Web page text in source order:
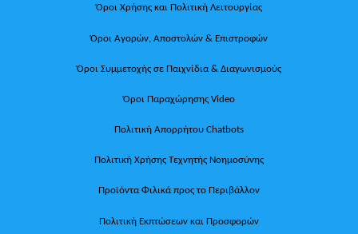
Όροι Χρήσης και Πολιτική Λειτουργίας
Όροι Αγορών, Αποστολών & Επιστροφών
Όροι Συμμετοχής σε Παιχνίδια & Διαγωνισμούς
Όροι Παραχώρησης Video
Πολιτική Απορρήτου Chatbots
Πολιτική Χρήσης Τεχνητής Νοημοσύνης
Προϊόντα Φιλικά προς το Περιβάλλον
Πολιτική Εκπτώσεων και Προσφορών